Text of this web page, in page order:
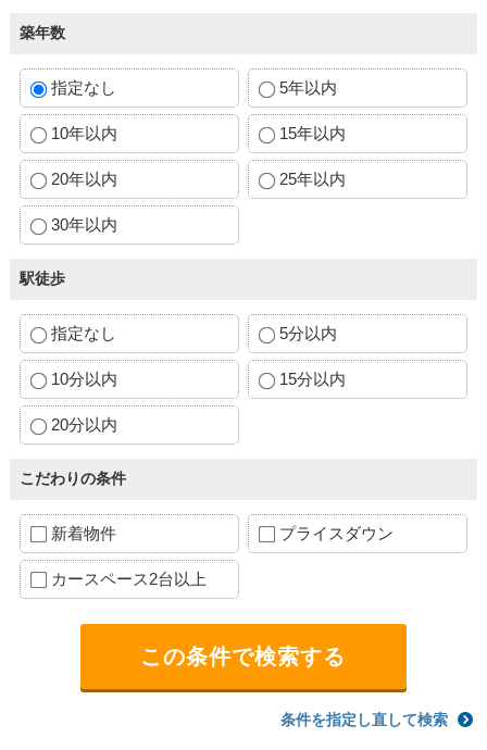
築年数
指定なし 5年以内
10年以内 15年以内
20年以内 25年以内
30年以内
駅徒歩
指定なし 5分以内
10分以内 15分以内
20分以内
こだわりの条件
新着物件 プライスダウン
カースペース2台以上
条件を指定し直して検索